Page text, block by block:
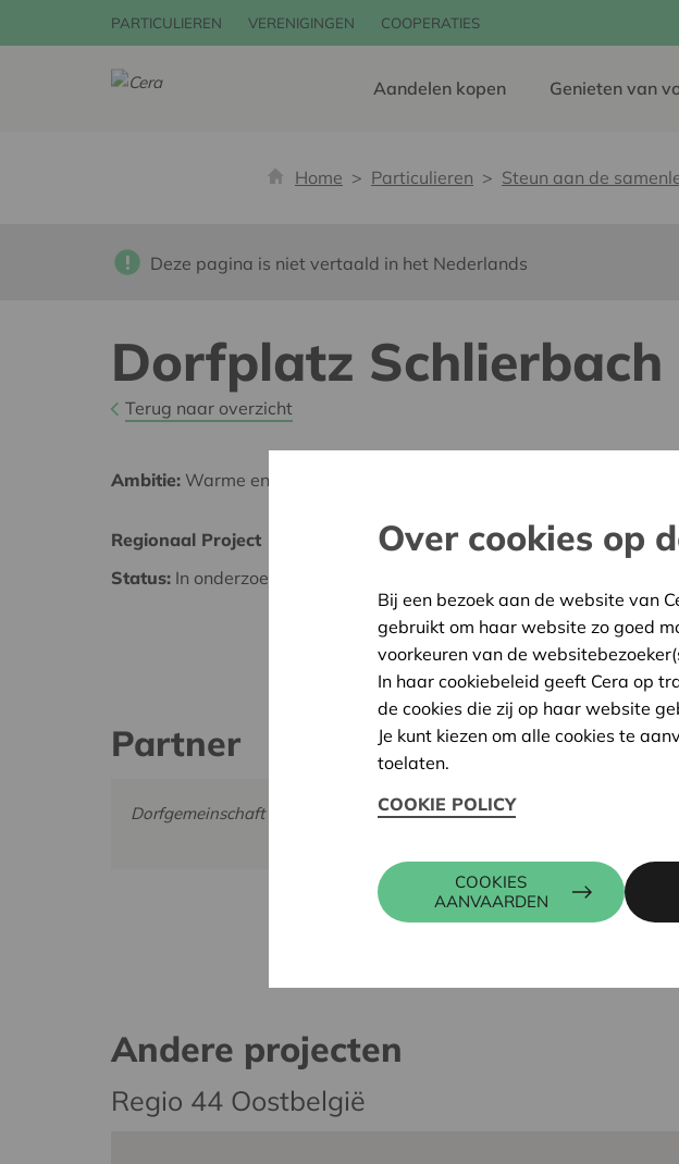
PARTICULIEREN VERENIGINGEN COOPERATIES
Aandelen kopen Genieten van
Home Particulieren Steun aan de
Deze pagina is niet vertaald in het Nederlands
Dorfplatz Schlierbach
Terug naar overzicht
Ambitie: Warme en zorgzame buurten voor iedereen
Regionaal Project
Status: In onderzoek
Ostbelgien
Beslissing: In aanvraag
Partner
Dorfgemeinschaft Schlierbach, Schlierbach 32, 4780 SANKT VITH
Andere projecten
Regio 44 Oostbelgië
Over cookies op
Bij een bezoek aan de website van
gebruikt om haar website zo goed
voorkeuren van de
In haar cookiebeleid geeft Cera op
de cookies die zij op haar website
Je kunt kiezen om alle cookies te
toelaten.
COOKIE POLICY
COOKIES
AANVAARDEN